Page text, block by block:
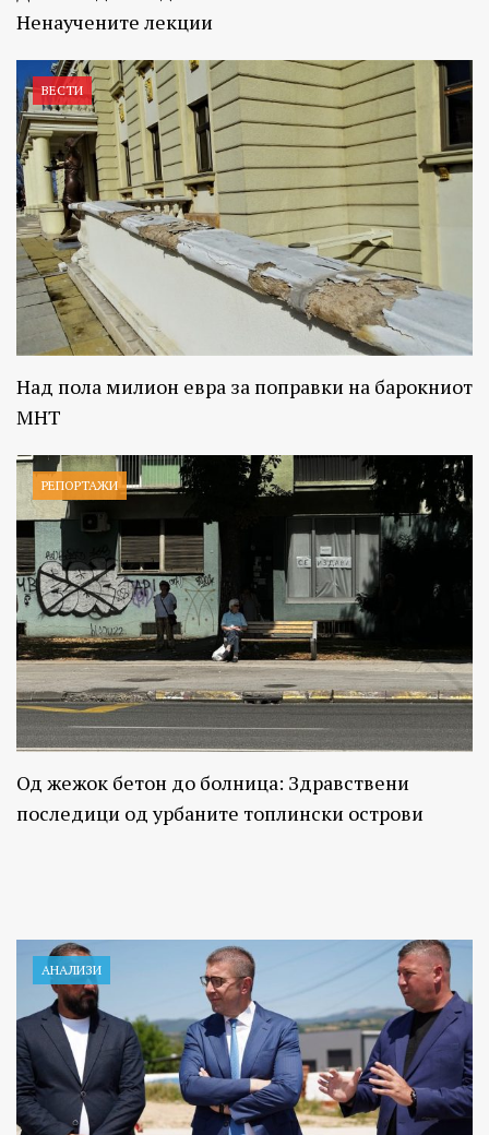
Ненаучените лекции
ВЕСТИ
Над пола милион евра за поправки на барокниот
МНТ
РЕПОРТАЖИ
Од жежок бетон до болница: Здравствени
последици од урбаните топлински острови
АНАЛИЗИ